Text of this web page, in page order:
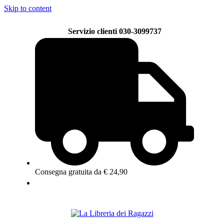
Skip to content
Servizio clienti 030-3099737
Consegna gratuita da € 24,90